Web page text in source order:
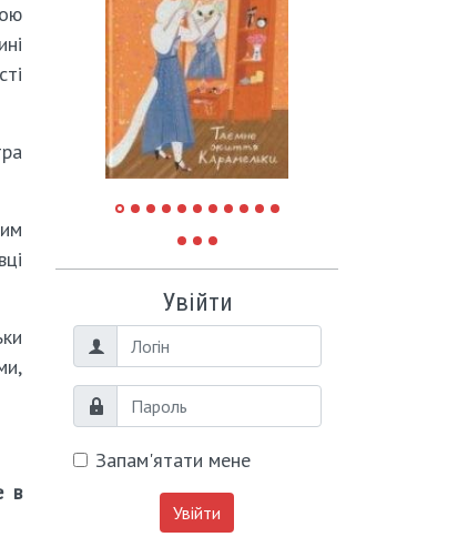
в
Увійти
Логін
Пароль
Запам'ятати мене
Увійти